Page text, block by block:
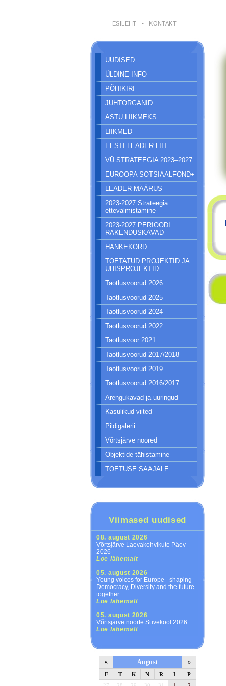
ESILEHT • KONTAKT
UUDISED
ÜLDINE INFO
PÕHIKIRI
JUHTORGANID
ASTU LIIKMEKS
LIIKMED
EESTI LEADER LIIT
VÜ STRATEEGIA 2023–2027
EUROOPA SOTSIAALFOND+
LEADER MÄÄRUS
2023-2027 Strateegia
ettevalmistamine
2023-2027 PERIOODI
RAKENDUSKAVAD
HANKEKORD
TOETATUD PROJEKTID JA
ÜHISPROJEKTID
Taotlusvoorud 2026
Taotlusvoorud 2025
Taotlusvoorud 2024
Taotlusvoorud 2022
Taotlusvoor 2021
Taotlusvoorud 2017/2018
Taotlusvoorud 2019
Taotlusvoorud 2016/2017
Arengukavad ja uuringud
Kasulikud viited
Pildigalerii
Võrtsjärve noored
Objektide tähistamine
TOETUSE SAAJALE
Viimased uudised
08. august 2026
Võrtsjärve Laevakohvikute Päev
2026
Loe lähemalt
05. august 2026
Young voices for Europe - shaping
Democracy, Diversity and the future
together
Loe lähemalt
05. august 2026
Võrtsjärve noorte Suvekool 2026
Loe lähemalt
« August »
E T K N R L
P